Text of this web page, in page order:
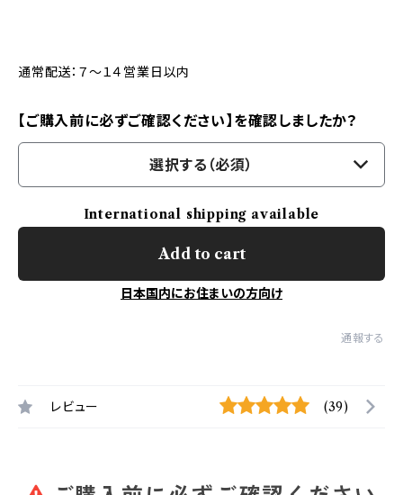
通常配送：７～１４営業日以内
【ご購入前に必ずご確認ください】を確認しましたか？
選択する（必須）
International shipping available
Add to cart
日本国内にお住まいの方向け
通報する
レビュー (39)